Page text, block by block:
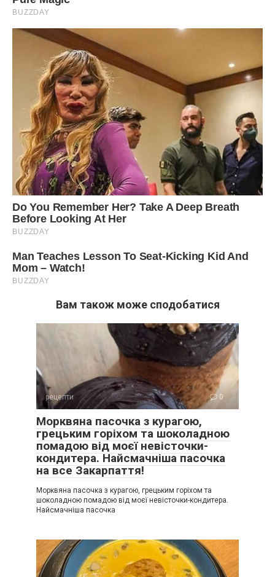
Вам також може сподобатися
рецепти 0
Морквяна пасочка з курагою,
грецьким горіхом та шоколадною
помадою від моєї невісточки-
кондитера. Найсмачніша пасочка
на все Закарпаття!
Морквяна пасочка з курагою, грецьким горіхом та
шоколадною помадою від моєї невісточки-кондитера.
Найсмачніша пасочка